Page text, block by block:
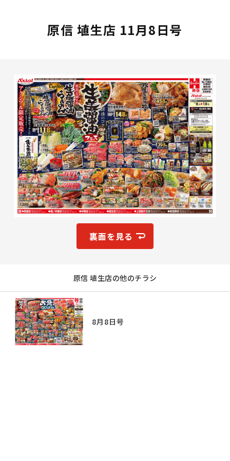
原信 埴生店 11月8日号
裏面を見る
原信 埴生店の他のチラシ
8月8日号